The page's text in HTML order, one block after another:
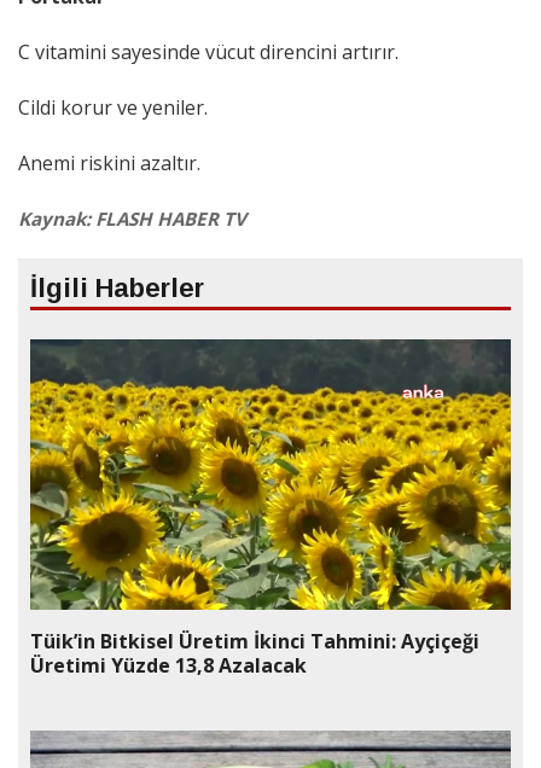
C vitamini sayesinde vücut direncini artırır.
Cildi korur ve yeniler.
Anemi riskini azaltır.
Kaynak: FLASH HABER TV
İlgili Haberler
Tüik’in Bitkisel Üretim İkinci Tahmini: Ayçiçeği
Üretimi Yüzde 13,8 Azalacak